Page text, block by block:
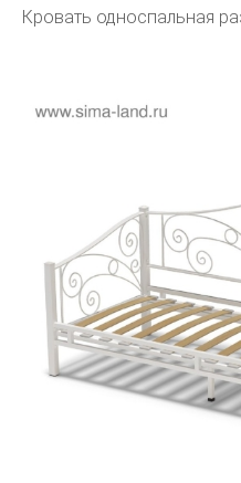
Кровать односпальная